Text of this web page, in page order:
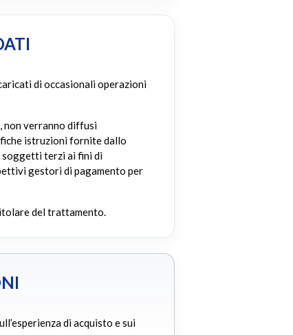
di occasionali operazioni
non verranno diffusi
istruzioni fornite dallo
soggetti terzi ai fini di
gestori di pagamento per
del trattamento.
di acquisto e sui